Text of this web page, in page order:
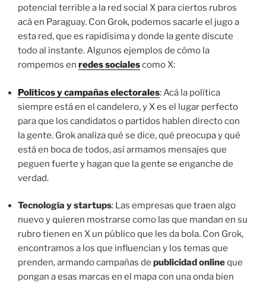
potencial terrible a la red social X para ciertos rubros
acá en Paraguay. Con Grok, podemos sacarle el jugo a
esta red, que es rapidísima y donde la gente discute
todo al instante. Algunos ejemplos de cómo la
rompemos en redes socialescomo X:
Políticos y campañas electorales: Acá la política
siempre está en el candelero, y X es el lugar perfecto
para que los candidatos o partidos hablen directo con
la gente. Grok analiza qué se dice, qué preocupa y qué
está en boca de todos, así armamos mensajes que
peguen fuerte y hagan que la gente se enganche de
verdad.
Tecnología y startups: Las empresas que traen algo
nuevo y quieren mostrarse como las que mandan en su
rubro tienen en X un público que les da bola. Con Grok,
encontramos a los que influencian y los temas que
prenden, armando campañas de publicidad onlineque
pongan a esas marcas en el mapa con una onda bien